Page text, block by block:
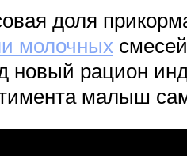
доля
молочных
новый рацион
малыш